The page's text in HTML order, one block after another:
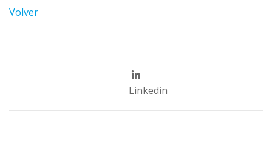
Volver
Linkedin